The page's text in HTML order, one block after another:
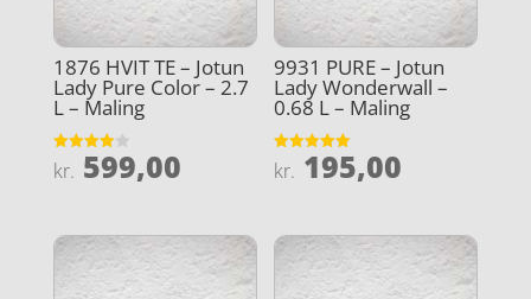
1876 HVIT TE – Jotun
Lady Pure Color – 2.7
L – Maling
Vurderet
4
kr. 599,00
9931 PURE – Jotun
Lady Wonderwall –
0.68 L – Maling
Vurderet
5
kr. 195,00